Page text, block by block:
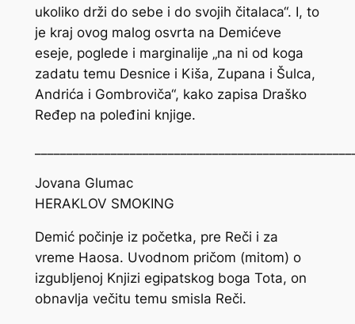
ukoliko drži do sebe i do svojih čitalaca“. I, to
je kraj ovog malog osvrta na Demićeve
eseje, poglede i marginalije „na ni od koga
zadatu temu Desnice i Kiša, Zupana i Šulca,
Andrića i Gombroviča“, kako zapisa Draško
Ređep na poleđini knjige.
Jovana Glumac
HERAKLOV SMOKING
Demić počinje iz početka, pre Reči i za
vreme Haosa. Uvodnom pričom (mitom) o
izgubljenoj Knjizi egipatskog boga Tota, on
obnavlja večitu temu smisla Reči.